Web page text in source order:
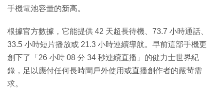
手機電池容量的新高。
根據官方數據，它能提供 42 天超長待機、73.7 小時通話、
33.5 小時短片播放或 21.3 小時連續導航。早前這部手機更
創下了「26 小時 08 分 34 秒連續直播」的健力士世界紀
錄，足以應付任何長時間戶外使用或直播創作者的嚴苛需
求。